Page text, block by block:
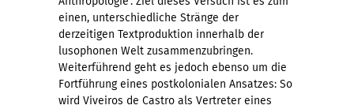
einen, unterschiedliche Stränge der
derzeitigen Textproduktion innerhalb der
lusophonen Welt zusammenzubringen.
Weiterführend geht es jedoch ebenso um die
Fortführung eines postkolonialen Ansatzes: So
wird Viveiros de Castro als Vertreter eines